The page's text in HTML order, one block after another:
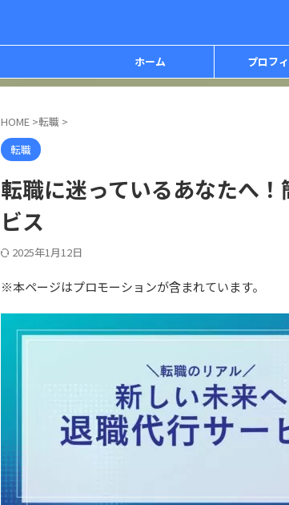
ホーム プロフ
HOME >転職 >
転職
転職に迷っているあなたへ
ビス
2025年1月12日
※本ページはプロモーションが含まれています。